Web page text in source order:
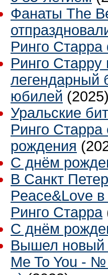
Фанаты The
Ринго
Ринго Старру
легендарный
юбилей
Уральские
Ринго
рождения
С днём
В Санкт
Peace&Love
Ринго Старра
С днём
Вышел новый
Me To You -